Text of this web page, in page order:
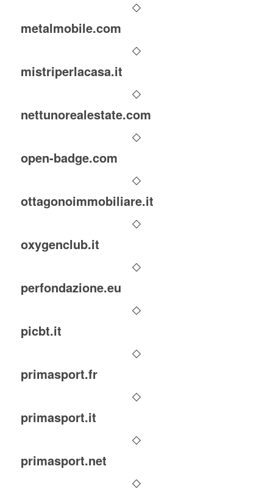
metalmobile.com
mistriperlacasa.it
nettunorealestate.com
open-badge.com
ottagonoimmobiliare.it
oxygenclub.it
perfondazione.eu
picbt.it
primasport.fr
primasport.it
primasport.net